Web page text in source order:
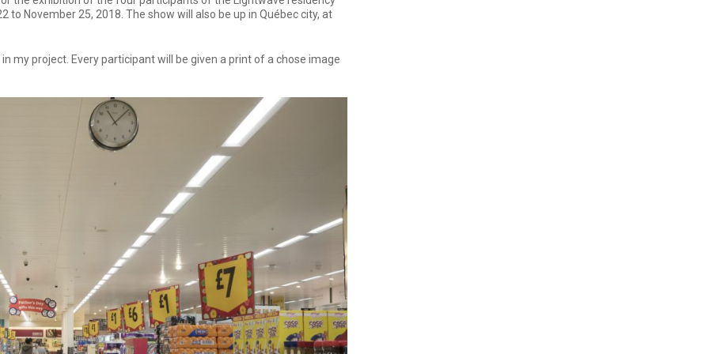
November 25, 2018. The show will also be up in Québec city, at
my project. Every participant will be given a print of a chose image